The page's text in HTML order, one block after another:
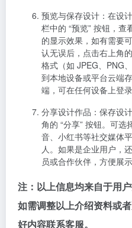
预览与保存设计 ：在设
栏中的 “预览” 按钮，
的显示效果，如有需要
认无误后，点击右上角
格式（如 JPEG、PNG
到本地设备或平台云端
端，可在任何设备上登
分享设计作品 ：保存设
角的 “分享” 按钮。可
音、小红书等社交媒体
人。如果是企业用户，
员或合作伙伴，方便展
注：以上信息均来自于用
如需调整以上介绍资料或
好内容联系客服。